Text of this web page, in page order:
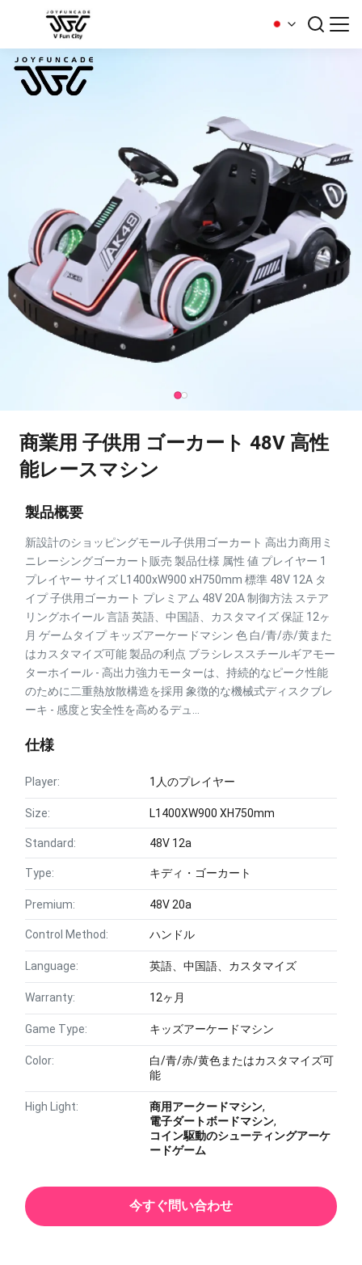
商業用 子供用 ゴーカート 48V 高性
能レースマシン
製品概要
新設計のショッピングモール子供用ゴーカート 高出力商用ミ
ニレーシングゴーカート販売 製品仕様 属性 値 プレイヤー 1
プレイヤー サイズ L1400xW900 xH750mm 標準 48V 12A タ
イプ 子供用ゴーカート プレミアム 48V 20A 制御方法 ステア
リングホイール 言語 英語、中国語、カスタマイズ 保証 12ヶ
月 ゲームタイプ キッズアーケードマシン 色 白/青/赤/黄また
はカスタマイズ可能 製品の利点 ブラシレススチールギアモー
ターホイール - 高出力強力モーターは、持続的なピーク性能
のために二重熱放散構造を採用 象徴的な機械式ディスクブレ
ーキ - 感度と安全性を高めるデュ...
仕様
Player: 1人のプレイヤー
Size: L1400XW900 XH750mm
Standard: 48V 12a
Type: キディ・ゴーカート
Premium: 48V 20a
Control Method: ハンドル
Language: 英語、中国語、カスタマイズ
Warranty: 12ヶ月
Game Type: キッズアーケードマシン
Color:
白/青/赤/黄色またはカスタマイズ可
能
High Light: 商用アークードマシン,
電子ダートボードマシン,
コイン駆動のシューティングアーケ
ードゲーム
今すぐ問い合わせ